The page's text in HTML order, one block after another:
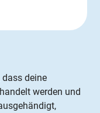
dass deine
werden und